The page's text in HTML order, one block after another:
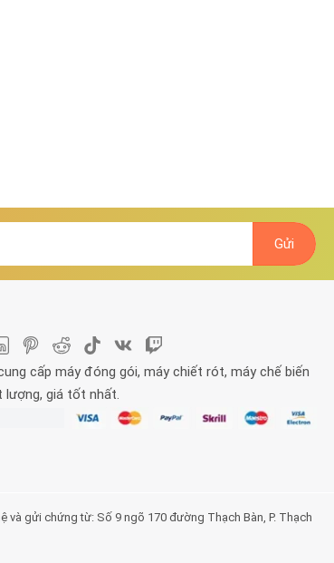
cấp máy đóng gói, máy chiết rót, máy chế biến
lượng, giá tốt nhất.
và gửi chứng từ: Số 9 ngõ 170 đường Thạch Bàn, P. Thạch